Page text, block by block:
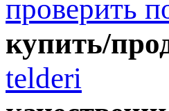
проверить
купить/
telderi